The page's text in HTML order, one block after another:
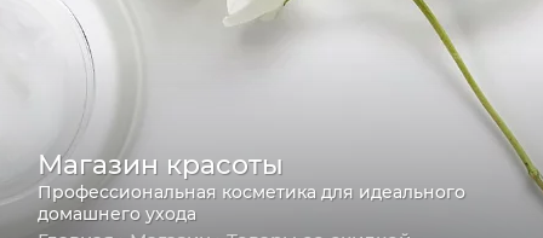
Магазин красоты
Профессиональная косметика для идеального
домашнего ухода